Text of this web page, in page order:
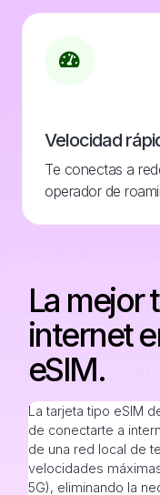
Velocidad
Te conectas a
operador de
La mejor
internet
eSIM.
La tarjeta tipo eSIM
de conectarte a
de una red local de
velocidades
5G), eliminando la